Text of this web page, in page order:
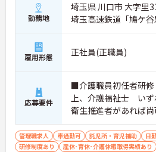
勤務地
埼玉県 川口市 大字里
埼玉高速鉄道「鳩ケ
雇用形態 正社員(正職員)
応募要件
■介護職員初任者研
上、介護福祉士 いず
衛生推進者があれば
ある方大歓迎
管理職求人 車通勤可 託児所・育児補助 日
研修制度あり
産休･育休･介護休暇取得実績あり